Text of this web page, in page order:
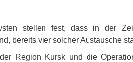
stellen fest, dass in der
bereits vier solcher Austausche
Region Kursk und die